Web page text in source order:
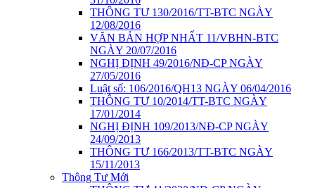
THÔNG TƯ 130/2016/TT-BTC NGÀY
12/08/2016
VĂN BẢN HỢP NHẤT 11/VBHN-BTC
NGÀY 20/07/2016
NGHỊ ĐỊNH 49/2016/NĐ-CP NGÀY
27/05/2016
Luật số: 106/2016/QH13 NGÀY 06/04/2016
THÔNG TƯ 10/2014/TT-BTC NGÀY
17/01/2014
NGHỊ ĐỊNH 109/2013/NĐ-CP NGÀY
24/09/2013
THÔNG TƯ 166/2013/TT-BTC NGÀY
15/11/2013
Thông Tư Mới